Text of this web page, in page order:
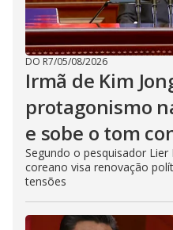
DO R7/05/08/2026
Irmã de Kim
protagonismo
e sobe o tom
Segundo o pesquisador
coreano visa renovação
tensões